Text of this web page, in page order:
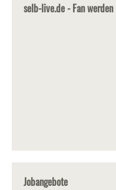
selb-live.de - Fan werden
Jobangebote